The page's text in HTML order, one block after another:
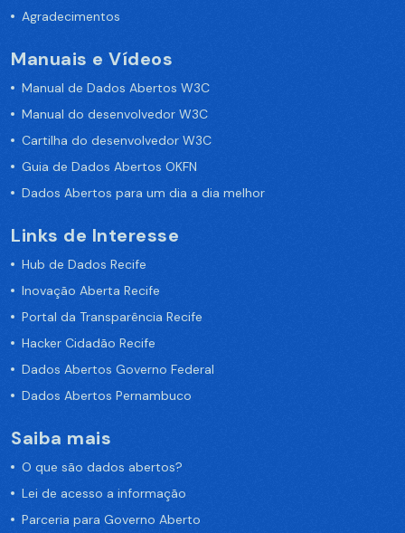
Agradecimentos
Manuais e Vídeos
Manual de Dados Abertos W3C
Manual do desenvolvedor W3C
Cartilha do desenvolvedor W3C
Guia de Dados Abertos OKFN
Dados Abertos para um dia a dia melhor
Links de Interesse
Hub de Dados Recife
Inovação Aberta Recife
Portal da Transparência Recife
Hacker Cidadão Recife
Dados Abertos Governo Federal
Dados Abertos Pernambuco
Saiba mais
O que são dados abertos?
Lei de acesso a informação
Parceria para Governo Aberto